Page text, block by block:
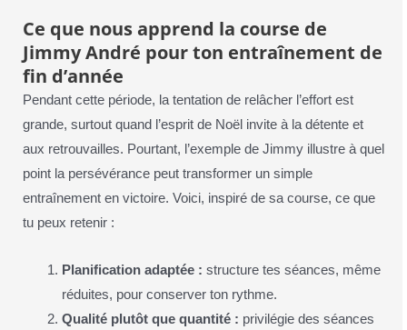
Ce que nous apprend la course de
Jimmy André pour ton entraînement de
fin d’année
Pendant cette période, la tentation de relâcher l’effort est
grande, surtout quand l’esprit de Noël invite à la détente et
aux retrouvailles. Pourtant, l’exemple de Jimmy illustre à quel
point la persévérance peut transformer un simple
entraînement en victoire. Voici, inspiré de sa course, ce que
tu peux retenir :
Planification adaptée : structure tes séances, même
réduites, pour conserver ton rythme.
Qualité plutôt que quantité : privilégie des séances